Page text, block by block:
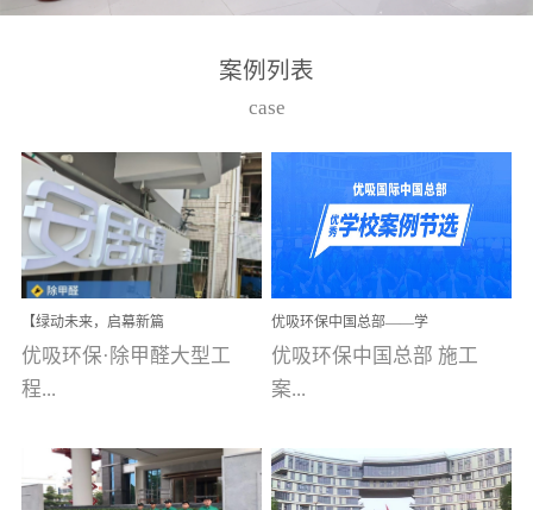
高技能的团队。汇聚了众
取得了多项产品技术专利
和多项国家版权局著作
权，获得高新技术企业称
号。生产优势自主生产自
给自足，优吸公司于2015
在广州番禺区成功建立产
品线生产基地，工厂拥有
自动化生产设备和成熟的
选择源头源材料、严控产
品质量，我们每一批的生
案例列表
case
【绿动未来，启幕新篇
章】优吸环保中标深圳安
居乐寓，超大型工装室内
空气治理项目顺利启航，
优吸环保·除甲醛大型工
程...
案例【深圳安居乐寓】室
优吸环保中国总部——学
校施工案例(节选)
优吸环保中国总部 施工
案...
例(学校工装节选)广州南沙